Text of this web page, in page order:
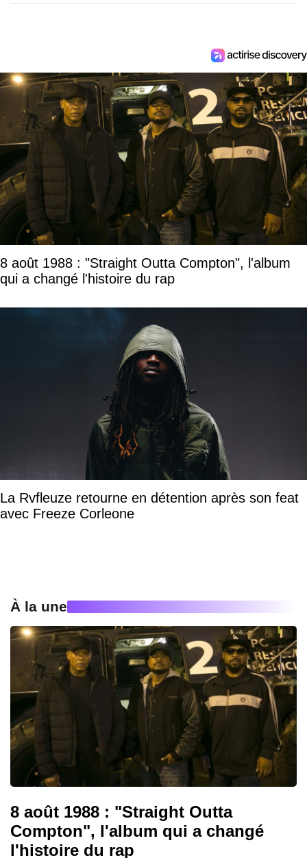
8 août 1988 : "Straight Outta Compton", l'album
qui a changé l'histoire du rap
La Rvfleuze retourne en détention après son feat
avec Freeze Corleone
À la une
8 août 1988 : "Straight Outta
Compton", l'album qui a changé
l'histoire du rap